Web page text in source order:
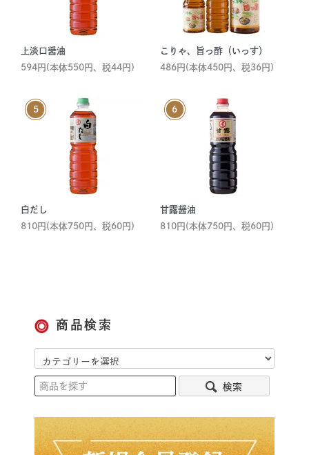
上淡口醤油
594円(本体550円、税44円)
こりゃ、旨っ酢（いっす）
486円(本体450円、税36円)
白だし
810円(本体750円、税60円)
甘露醤油
810円(本体750円、税60円)
商品検索
検索